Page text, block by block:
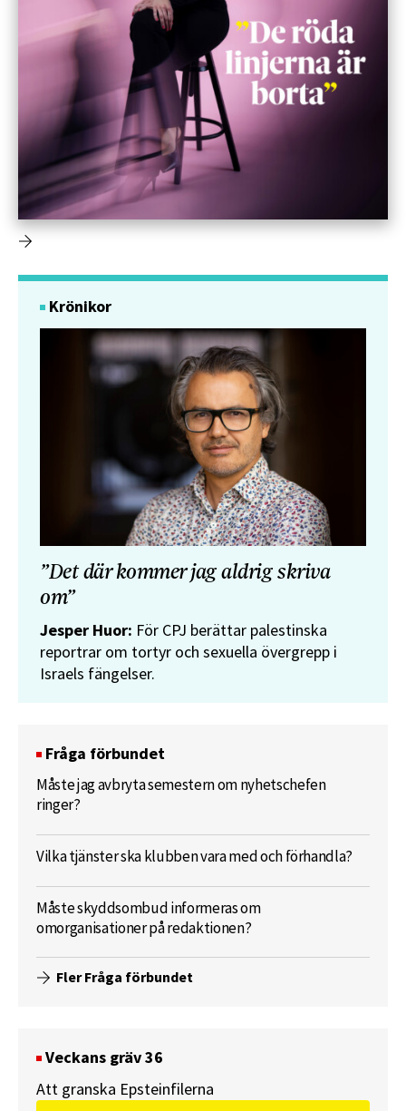
Krönikor
”Det där kommer jag aldrig skriva
om”
Jesper Huor: För CPJ berättar palestinska
reportrar om tortyr och sexuella övergrepp i
Israels fängelser.
Fråga förbundet
Måste jag avbryta semestern om nyhetschefen
ringer?
Vilka tjänster ska klubben vara med och förhandla?
Måste skyddsombud informeras om
omorganisationer på redaktionen?
Fler Fråga förbundet
Veckans gräv 36
Att granska Epsteinfilerna